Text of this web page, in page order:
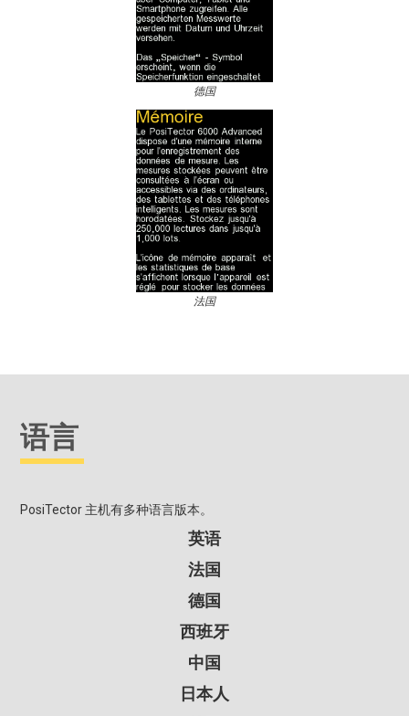
德国
法国
语言
PosiTector 主机有多种语言版本。
英语
法国
德国
西班牙
中国
日本人